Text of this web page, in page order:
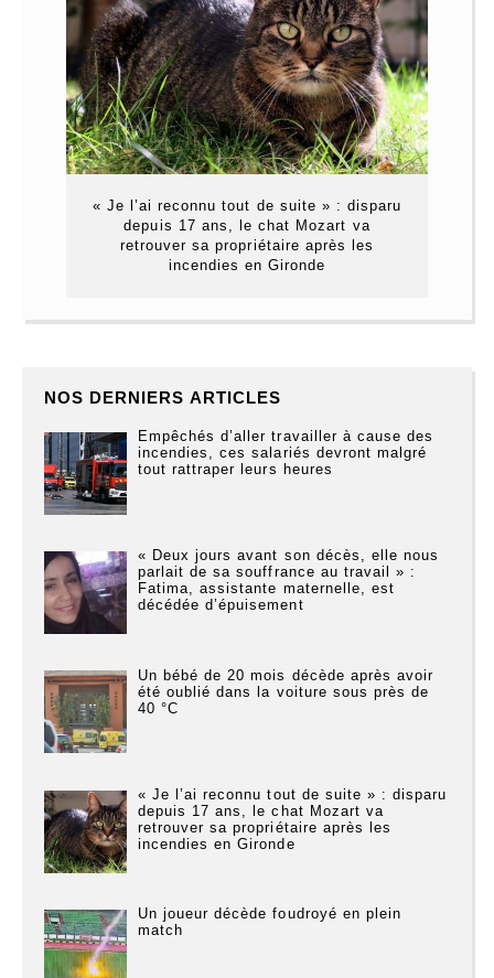
« Je l’ai reconnu tout de suite » : disparu
depuis 17 ans, le chat Mozart va
retrouver sa propriétaire après les
incendies en Gironde
NOS DERNIERS ARTICLES
Empêchés d’aller travailler à cause des
incendies, ces salariés devront malgré
tout rattraper leurs heures
« Deux jours avant son décès, elle nous
parlait de sa souffrance au travail » :
Fatima, assistante maternelle, est
décédée d’épuisement
Un bébé de 20 mois décède après avoir
été oublié dans la voiture sous près de
40 °C
« Je l’ai reconnu tout de suite » : disparu
depuis 17 ans, le chat Mozart va
retrouver sa propriétaire après les
incendies en Gironde
Un joueur décède foudroyé en plein
match